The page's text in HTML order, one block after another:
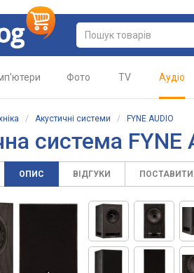
Фото TV Аудіо
/ Акустичні системи / FYNE AUDIO
система FYNE
ОПИС ВІДГУКИ